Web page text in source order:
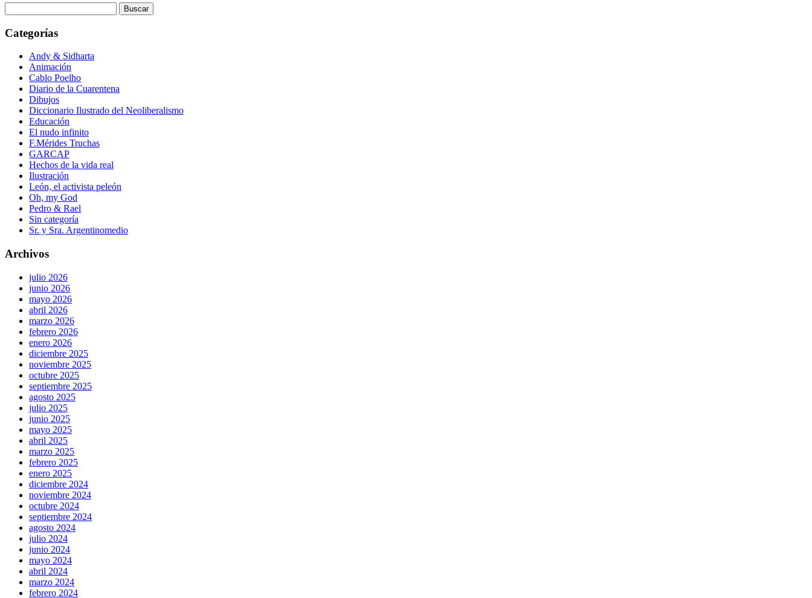
Categorías
Andy & Sidharta
Animación
Cablo Poelho
Diario de la Cuarentena
Dibujos
Diccionario Ilustrado del Neoliberalismo
Educación
El nudo infinito
F.Mérides Truchas
GARCAP
Hechos de la vida real
Ilustración
León, el activista peleón
Oh, my God
Pedro & Rael
Sin categoría
Sr. y Sra. Argentinomedio
Archivos
julio 2026
junio 2026
mayo 2026
abril 2026
marzo 2026
febrero 2026
enero 2026
diciembre 2025
noviembre 2025
octubre 2025
septiembre 2025
agosto 2025
julio 2025
junio 2025
mayo 2025
abril 2025
marzo 2025
febrero 2025
enero 2025
diciembre 2024
noviembre 2024
octubre 2024
septiembre 2024
agosto 2024
julio 2024
junio 2024
mayo 2024
abril 2024
marzo 2024
febrero 2024